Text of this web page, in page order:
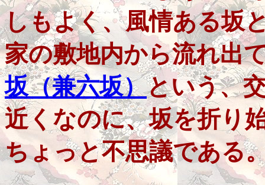
しもよく、風情ある坂
家の敷地内から流れ出
坂（兼六坂）という、
近くなのに、坂を折り
ちょっと不思議である